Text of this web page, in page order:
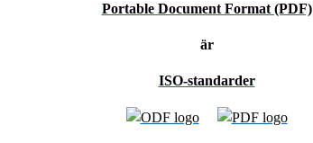
Portable Document Format (PDF)
är
ISO-standarder